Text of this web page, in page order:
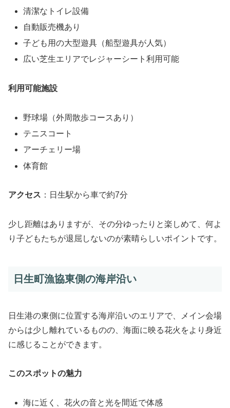
清潔なトイレ設備
自動販売機あり
子ども用の大型遊具（船型遊具が人気）
広い芝生エリアでレジャーシート利用可能
利用可能施設
野球場（外周散歩コースあり）
テニスコート
アーチェリー場
体育館
アクセス ：日生駅から車で約7分
少し距離はありますが、その分ゆったりと楽しめて、何よ
り子どもたちが退屈しないのが素晴らしいポイントです。
日生町漁協東側の海岸沿い
日生港の東側に位置する海岸沿いのエリアで、メイン会場
からは少し離れているものの、海面に映る花火をより身近
に感じることができます。
このスポットの魅力
海に近く、花火の音と光を間近で体感